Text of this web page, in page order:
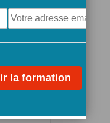
for the